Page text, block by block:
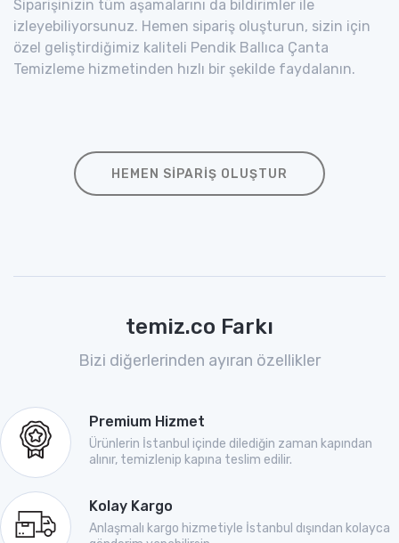
Siparişinizin tüm aşamalarını da bildirimler ile
izleyebiliyorsunuz. Hemen sipariş oluşturun, sizin için
özel geliştirdiğimiz kaliteli Pendik Ballıca Çanta
Temizleme hizmetinden hızlı bir şekilde faydalanın.
HEMEN SIPARIŞ OLUŞTUR
temiz.co Farkı
Bizi diğerlerinden ayıran özellikler
Premium Hizmet
Ürünlerin İstanbul içinde dilediğin zaman kapından
alınır, temizlenip kapına teslim edilir.
Kolay Kargo
Anlaşmalı kargo hizmetiyle İstanbul dışından kolayca